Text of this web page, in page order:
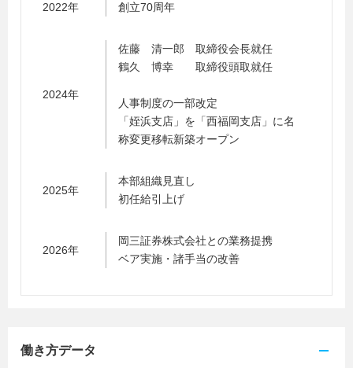
2022年 創立70周年
2024年
佐藤 清一郎 取締役会長就任
鶴久 博幸 取締役頭取就任
人事制度の一部改定
「姪浜支店」を「西福岡支店」に名
称変更移転新築オープン
2025年
本部組織見直し
初任給引上げ
2026年
岡三証券株式会社との業務提携
ベア実施・諸手当の改善
働き方データ